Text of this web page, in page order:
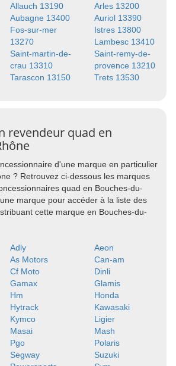
Allauch 13190
Arles 13200
Aubagne 13400
Auriol 13390
Fos-sur-mer
13270
Istres 13800
Lambesc 13410
Saint-martin-de-
crau 13310
Saint-remy-de-
provence 13210
Tarascon 13150 Trets 13530
revendeur quad en
d'une marque en particulier
? Retrouvez ci-dessous les marques
quad en Bouches-du-
marque pour accéder à la liste des
cette marque en Bouches-du-
Adly
Aeon
As Motors
Can-am
Cf Moto
Dinli
Gamax
Glamis
Hm
Honda
Hytrack
Kawasaki
Kymco
Ligier
Masai
Mash
Pgo
Polaris
Segway
Suzuki